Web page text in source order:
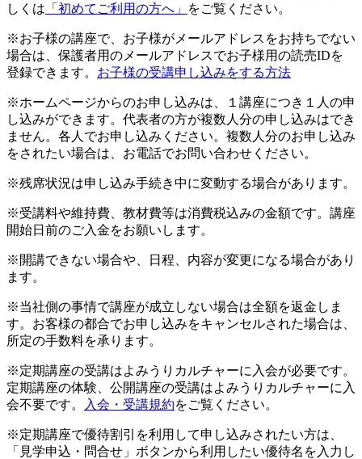
しくは 「初めてご利用の方へ」 をご覧ください。
※お子様の講座で、お子様がメールアドレスをお持ちでない
場合は、保護者用のメールアドレスでお子様用の読売IDを
登録できます。 お子様の受講申し込みをする方法
※ホームページからのお申し込みは、１講座につき１人の申
し込みができます。代表者の方が複数人分の申し込みはでき
ません。各人でお申し込みください。複数人分のお申し込み
をされたい場合は、お電話でお問い合わせください。
※残席状況は申し込み手続き中に変動する場合があります。
※受講料や維持費、教材費等は消費税込みの金額です。講座
開始日前のご入金をお願いします。
※開講できない場合や、日程、内容が変更になる場合があり
ます。
※当社側の事情で講座が成立しない場合は全額を返金しま
す。お客様の都合でお申し込みをキャンセルされた場合は、
所定の手数料を承ります。
※定期講座の受講はよみうりカルチャーに入会が必要です。
定期講座の体験、公開講座の受講はよみうりカルチャーに入
会不要です。
入会・受講規約をご覧ください。
※定期講座で優待割引を利用して申し込みされたい方は、
「見学申込・問合せ」ボタンから利用したい優待名を入力し